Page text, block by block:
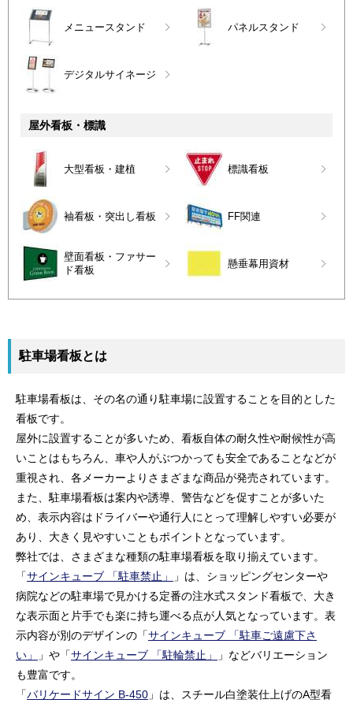
メニュースタンド パネルスタンド
デジタルサイネージ
屋外看板・標識
大型看板・建植 標識看板
袖看板・突出し看板 FF関連
壁面看板・ファサー
ド看板
懸垂幕用資材
駐車場看板とは
駐車場看板は、その名の通り駐車場に設置することを目的とした
看板です。
屋外に設置することが多いため、看板自体の耐久性や耐候性が高
いことはもちろん、車や人がぶつかっても安全であることなどが
重視され、各メーカーよりさまざまな商品が発売されています。
また、駐車場看板は案内や誘導、警告などを促すことが多いた
め、表示内容はドライバーや通行人にとって理解しやすい必要が
あり、大きく見やすいこともポイントとなっています。
弊社では、さまざまな種類の駐車場看板を取り揃えています。
「サインキューブ 「駐車禁止」
」は、ショッピングセンターや
病院などの駐車場で見かける定番の注水式スタンド看板で、大き
な表示面と片手でも楽に持ち運べる点が人気となっています。表
示内容が別のデザインの「サインキューブ 「駐車ご遠慮下さ
い」
」や「サインキューブ 「駐輪禁止」
」などバリエーション
も豊富です。
「バリケードサイン B-450 」は、スチール白塗装仕上げのA型看